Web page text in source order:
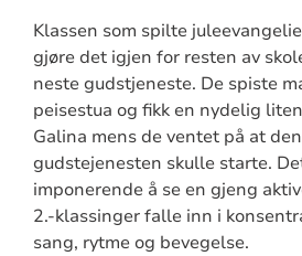
Klassen som spilte
gjøre det igjen for resten av
neste gudstjeneste. De spiste
peisestua og fikk en nydelig
Galina mens de ventet på at
gudstejenesten skulle starte.
imponerende å se en gjeng
2.-klassinger falle inn i
sang, rytme og bevegelse.